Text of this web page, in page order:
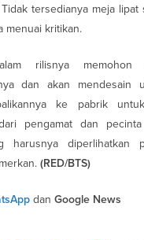
tersedianya meja lipat
menuai kritikan.
rilisnya memohon
dan akan mendesain
ke pabrik
pengamat dan
harusnya diperlihatkan
(RED/BTS)
dan Google News